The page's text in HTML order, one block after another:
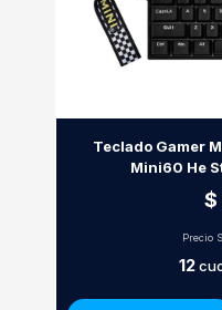
Teclado Gamer
Mini60 He
$
Precio
12